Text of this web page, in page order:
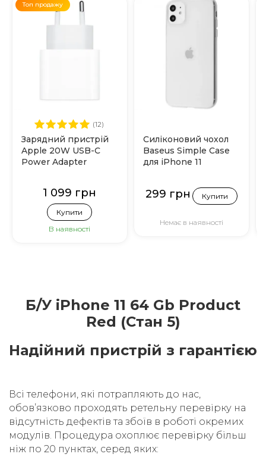
Топ продажу
(12)
Зарядний пристрій
Apple 20W USB-C
Power Adapter
1 099 грн
Купити
В наявності
Силіконовий чохол
Baseus Simple Case
для iPhone 11
299 грн Купити
Немає в наявності
Б/У iPhone 11 64 Gb Product
Red (Стан 5)
Надійний пристрій з гарантією
Всі телефони, які потрапляють до нас,
обовʼязково проходять ретельну перевірку на
відсутність дефектів та збоїв в роботі окремих
модулів. Процедура охоплює перевірку більш
ніж по 20 пунктах, серед яких: